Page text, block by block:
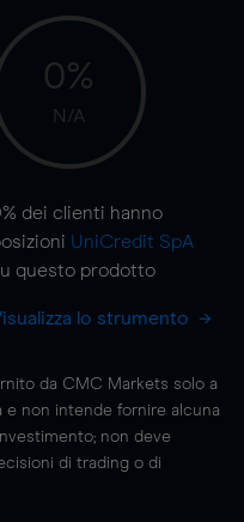
0%
N/A
dei clienti hanno
UniCredit SpA
questo prodotto
lo strumento
da CMC Markets solo a
non intende fornire alcuna
non deve
di trading o di